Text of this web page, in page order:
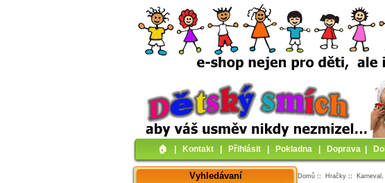
🏠︎ Kontakt Přihlásit Pokladna Doprava
Vyhledávaní
Domů :: Hračky ::